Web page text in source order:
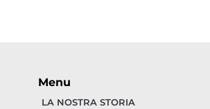
Menu
LA NOSTRA STORIA